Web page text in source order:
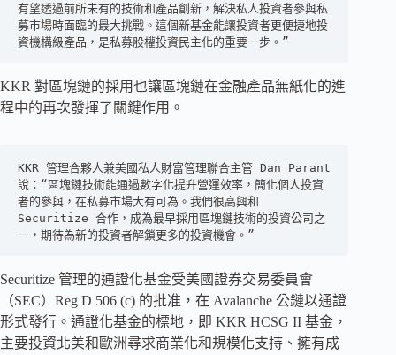
有望透過前所未有的技術和產品創新，解決私人投資者參與私
募市場時面臨的最大挑戰。這個新基金能讓投資者更便捷地投
資機構級產品，是私募股權投資民主化的重要一步。”
KKR 對區塊鏈的採用也讓區塊鏈在金融產品無紙化的進
程中的再次發揮了關鍵作用。
KKR 管理合夥人兼美國私人財富管理聯合主管 Dan Parant
說：“區塊鏈技術能通過數字化提升營運效率，簡化個人投資
者的參與，在私募市場大有可為。我們很高興和
Securitize 合作，成為最早採用區塊鏈技術的投資公司之
一，期待為新的投資者解鎖更多的投資機會。”
Securitize 管理的通證化基金受美國證券交易委員會
（SEC）Reg D 506 (c) 的批准，在 Avalanche 公鏈以通證
形式發行。通證化基金的標地，即 KKR HCSG II 基金，
主要投資北美和歐洲尋求商業化和規模化支持、擁有成